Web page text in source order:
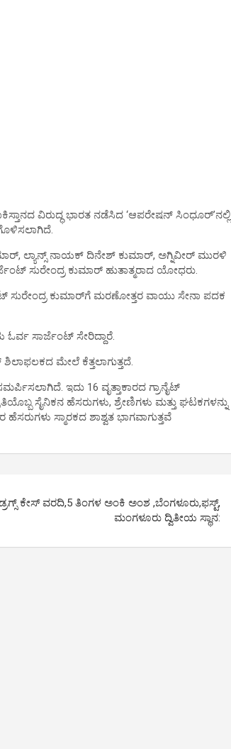
ವಿರುದ್ಧ ಭಾರತ ನಡೆಸಿದ ‘ಆಪರೇಷನ್ ಸಿಂಧೂರ್’ನಲ್ಲಿ
ಲ್ಯಾನ್ಸ್ ನಾಯಕ್ ದಿನೇಶ್ ಕುಮಾರ್, ಅಗ್ನಿವೀರ್ ಮುರಳಿ
ಸುರೇಂದ್ರ ಕುಮಾರ್ ಹುತಾತ್ಮರಾದ ಯೋಧರು.
ಕುಮಾರ್​ಗೆ ಮರಣೋತ್ತರ ವಾಯು ಸೇನಾ ಪದಕ
ಸಾರ್ಜೆಂಟ್ ಸೇರಿದ್ದಾರೆ.
ಶಿಲಾಫಲಕದ ಮೇಲೆ ಕೆತ್ತಲಾಗುತ್ತದೆ.
ಸಮರ್ಪಿಸಲಾಗಿದೆ. ಇದು 16 ವೃತ್ತಾಕಾರದ ಗ್ರಾನೈಟ್
ಸೈನಿಕನ ಹೆಸರುಗಳು, ಶ್ರೇಣಿಗಳು ಮತ್ತು ಘಟಕಗಳನ್ನು
ಸ್ಮಾರಕದ ಶಾಶ್ವತ ಭಾಗವಾಗುತ್ತವೆ
ಕೇಸ್ ವರದಿ,5 ತಿಂಗಳ ಅಂಕಿ ಅಂಶ ,ಬೆಂಗಳೂರು,ಫಸ್ಟ್,
ಮಂಗಳೂರು ದ್ವಿತೀಯ ಸ್ಥಾನ: